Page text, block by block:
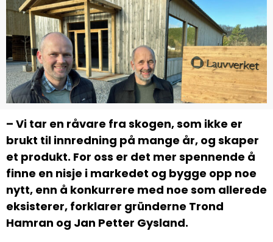
– Vi tar en råvare fra skogen, som ikke er
brukt til innredning på mange år, og skaper
et produkt. For oss er det mer spennende å
finne en nisje i markedet og bygge opp noe
nytt, enn å konkurrere med noe som allerede
eksisterer, forklarer gründerne Trond
Hamran og Jan Petter Gysland.